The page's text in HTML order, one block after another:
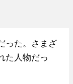
た。さまざ
た人物だっ